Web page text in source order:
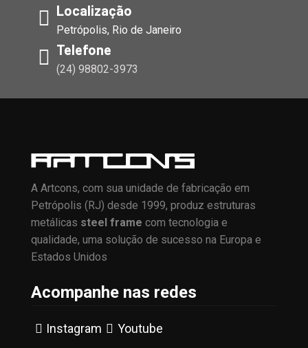
Localização
Petrópolis, Rio de Janeiro
Telefone
(24) 98802-3973
A Artcons, com sua unidade de fabricação em
Petrópolis (RJ) desde 1999, produz estruturas
metálicas steel frame com tecnologia e
qualidade, uma solução de sucesso na Europa e
Estados Unidos
Acompanhe nas redes
Instagram Youtube